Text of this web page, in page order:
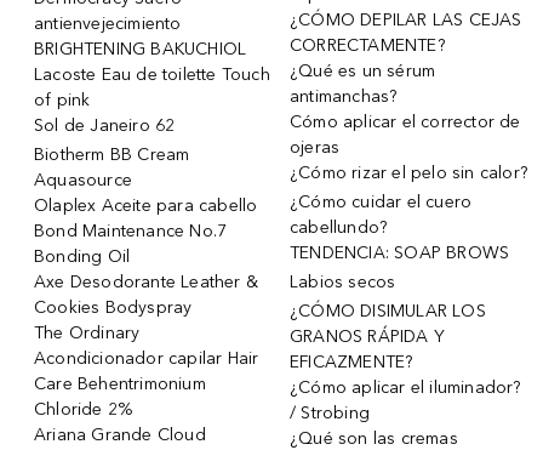
antienvejecimiento
BRIGHTENING BAKUCHIOL
Lacoste Eau de toilette Touch
of pink
Sol de Janeiro 62
Biotherm BB Cream
Aquasource
Olaplex Aceite para cabello
Bond Maintenance No.7
Bonding Oil
Axe Desodorante Leather &
Cookies Bodyspray
The Ordinary
Acondicionador capilar Hair
Care Behentrimonium
Chloride 2%
Ariana Grande Cloud
¿CÓMO DEPILAR LAS CEJAS
CORRECTAMENTE?
¿Qué es un sérum
antimanchas?
Cómo aplicar el corrector de
ojeras
¿Cómo rizar el pelo sin calor?
¿Cómo cuidar el cuero
cabellundo?
TENDENCIA: SOAP BROWS
Labios secos
¿CÓMO DISIMULAR LOS
GRANOS RÁPIDA Y
EFICAZMENTE?
¿Cómo aplicar el iluminador?
/ Strobing
¿Qué son las cremas